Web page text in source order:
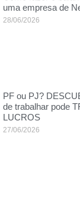
uma empresa de
28/06/2026
PF ou PJ?
de trabalhar pode
LUCROS
27/06/2026